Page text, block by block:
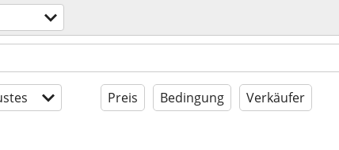
Preis Bedingung Verkäufer